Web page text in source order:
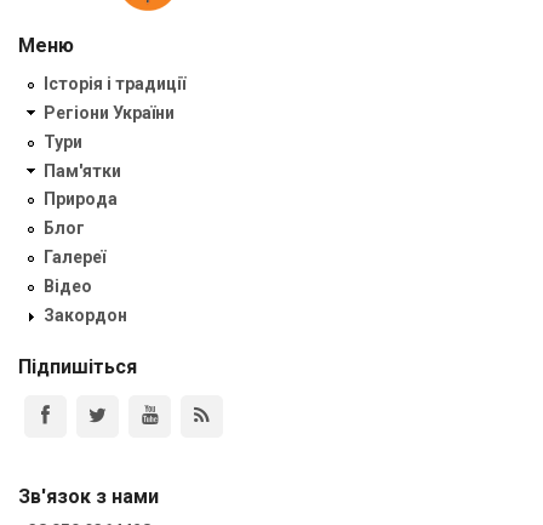
Меню
Історія і традиції
Регіони України
Тури
Пам'ятки
Природа
Блог
Галереї
Відео
Закордон
Підпишіться
Зв'язок з нами